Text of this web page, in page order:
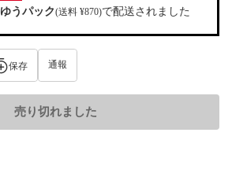
ゆうパック(送料 ¥870)で配送されました
保存 通報
売り切れました